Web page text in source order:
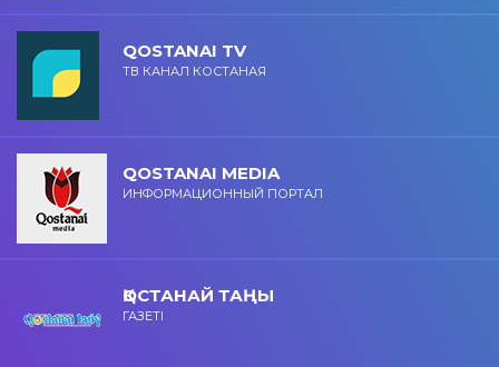
QOSTANAI TV
ТВ КАНАЛ КОСТАНАЯ
QOSTANAI MEDIA
ИНФОРМАЦИОННЫЙ ПОРТАЛ
ҚОСТАНАЙ ТАҢЫ
ГАЗЕТІ